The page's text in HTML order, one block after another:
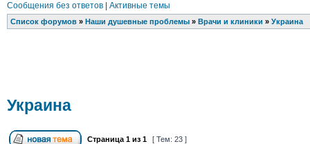
Сообщения без ответов| Активные темы
Список форумов» Наши душевные проблемы» Врачи и клиники » Украина
Украина
Страница 1из 1 [ Тем: 23 ]